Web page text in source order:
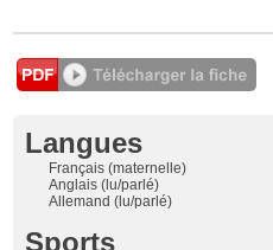
Langues
Français (maternelle)
Anglais (lu/parlé)
Allemand (lu/parlé)
Sports